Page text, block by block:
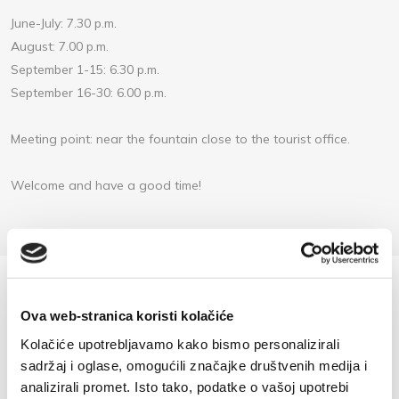
Ova web-stranica koristi kolačiće
Kolačiće upotrebljavamo kako bismo personalizirali
sadržaj i oglase, omogućili značajke društvenih medija i
analizirali promet. Isto tako, podatke o vašoj upotrebi
June-July: 7.30 p.m.
August: 7.00 p.m.
September 1-15: 6.30 p.m.
September 16-30: 6.00 p.m.
Meeting point: near the fountain close to the tourist office.
Welcome and have a good time!